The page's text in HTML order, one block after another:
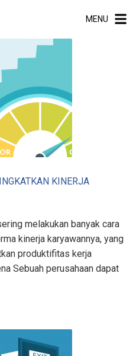
MENU
KINERJA
melakukan banyak cara
kinerja karyawannya, yang
produktifitas kerja
Sebuah perusahaan dapat